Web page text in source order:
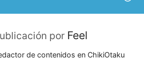
por Feel
de contenidos en ChikiOtaku